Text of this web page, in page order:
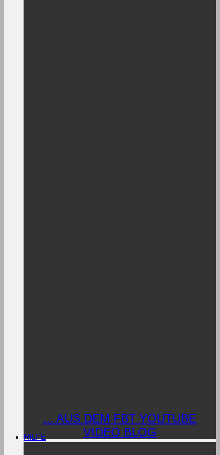
... AUS DEM FBT YOUTUBE
VIDEO BLOG
HILFE